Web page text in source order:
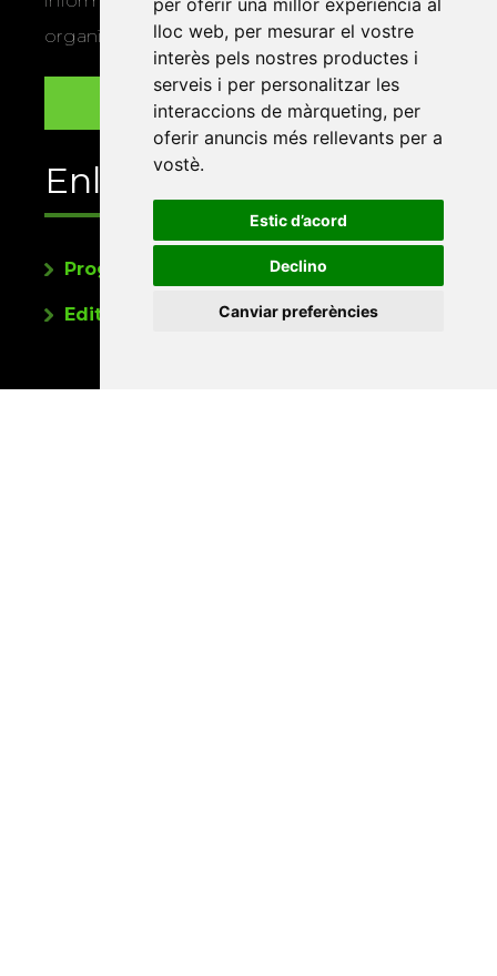
per oferir una millor experiència al
lloc web, per mesurar el vostre
interès pels nostres productes i
serveis i per personalitzar les
interaccions de màrqueting, per
oferir anuncis més rellevants per a
vostè.
Estic d’acord
Declino
Canviar preferències
organitza la Xarxa Vives.
Enllaços
Programa de publicacions
Editorials universitàries a Twitter